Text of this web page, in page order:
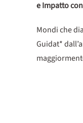
e Impatto
Mondi che
Guidat*